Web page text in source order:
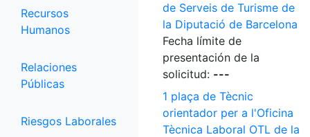
Recursos
Humanos
Relaciones
Públicas
Riesgos Laborales
de Serveis de Turisme de
la Diputació de Barcelona
Fecha límite de
presentación de la
solicitud: ---
1 plaça de Tècnic
orientador per a l'Oficina
Tècnica Laboral OTL de la